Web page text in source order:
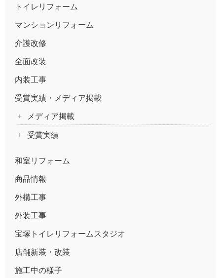
トイレリフォーム
マンションリフォーム
介護改修
全面改装
内装工事
受賞実績・メディア掲載
メディア掲載
受賞実績
和室リフォーム
商品情報
外構工事
外装工事
宝塚トイレリフォームスタジオ
店舗新装・改装
施工中の様子